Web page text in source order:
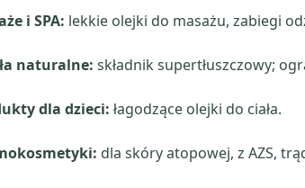
i SPA: lekkie olejki do masażu, zabiegi
naturalne: składnik supertłuszczowy;
dla dzieci: łagodzące olejki do ciała.
dla skóry atopowej, z AZS,